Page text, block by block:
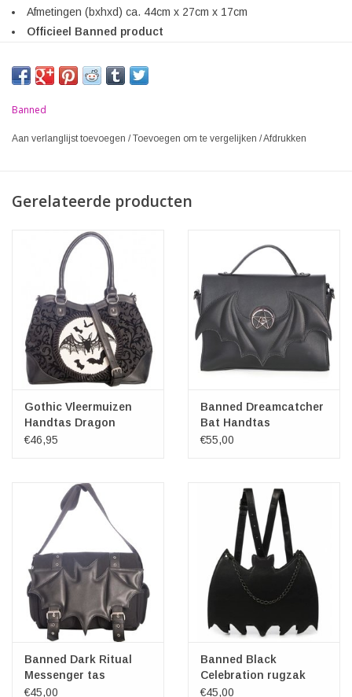
Afmetingen (bxhxd) ca. 44cm x 27cm x 17cm
Officieel Banned product
Banned
Aan verlanglijst toevoegen /Toevoegen om te vergelijken /Afdrukken
Gerelateerde producten
Gothic Vleermuizen
Handtas Dragon
Nymph
€46,95
Banned Dreamcatcher
Bat Handtas
€55,00
Banned Dark Ritual
Messenger tas
€45,00
Banned Black
Celebration rugzak
€45,00